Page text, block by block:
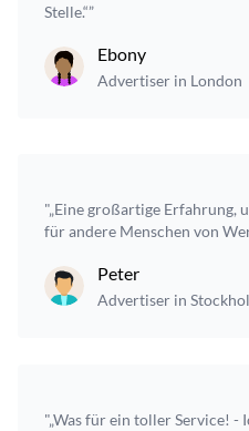
Stelle.“”
Ebony
Advertiser in London
"„Eine großartige Erfahrung,
für andere Menschen von
Peter
Advertiser in
"„Was für ein toller Service!